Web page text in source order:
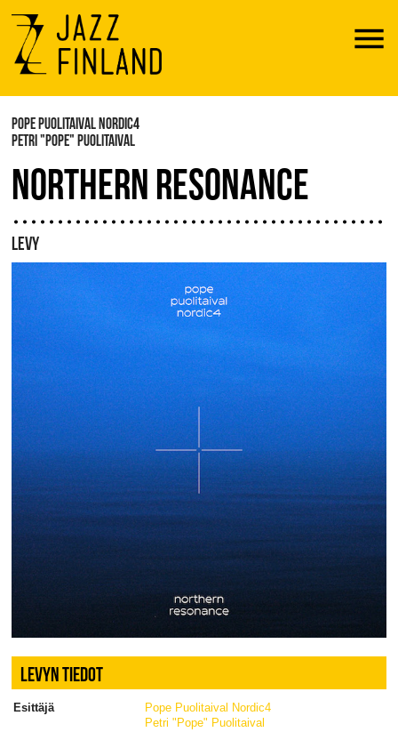
Menu
POPE PUOLITAIVAL NORDIC4
PETRI "POPE" PUOLITAIVAL
NORTHERN RESONANCE
LEVY
LEVYN TIEDOT
Esittäjä
Pope Puolitaival Nordic4
Petri "Pope" Puolitaival